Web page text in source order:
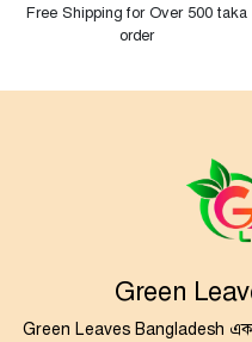
Free Shipping for Over 500 taka
order
Green
Green Leaves Bangladesh একটি